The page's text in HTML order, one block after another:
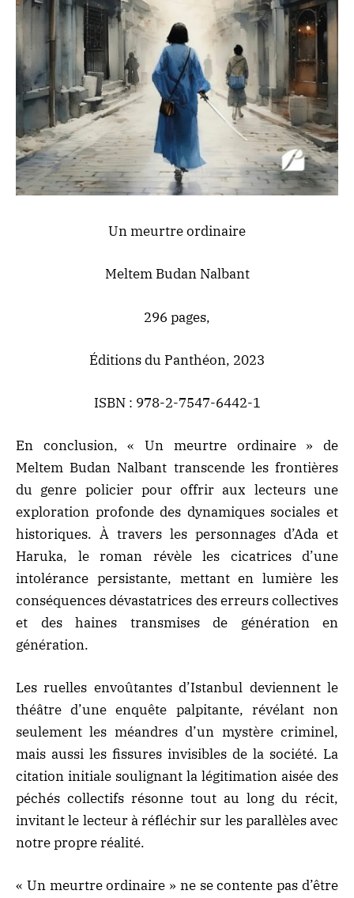
Un meurtre ordinaire
Meltem Budan Nalbant
296 pages,
Éditions du Panthéon, 2023
ISBN : 978-2-7547-6442-1
En conclusion, « Un meurtre ordinaire » de
Meltem Budan Nalbant transcende les frontières
du genre policierpour offrir aux lecteurs une
exploration profonde des dynamiques sociales et
historiques. À travers les personnages d’Ada et
Haruka, le roman révèle les cicatrices d’une
intolérance persistante, mettant en lumière les
conséquences dévastatrices des erreurs collectives
et des haines transmises de génération en
génération.
Les ruelles envoûtantes d’Istanbul deviennent le
théâtre d’une enquête palpitante, révélant non
seulement les méandres d’un mystère criminel,
mais aussi les fissures invisibles de la société. La
citation initiale soulignant la légitimation aisée des
péchés collectifs résonne tout au long du récit,
invitant le lecteur à réfléchir sur les parallèles avec
notre propre réalité.
« Un meurtre ordinaire » ne se contente pas d’être